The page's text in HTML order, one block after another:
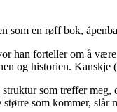
som en røff bok,
han forteller om å
og historien. Kanskje
som treffer
som kommer,